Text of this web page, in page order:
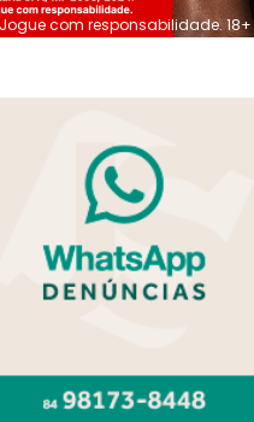
Jogue com responsabilidade. 18+